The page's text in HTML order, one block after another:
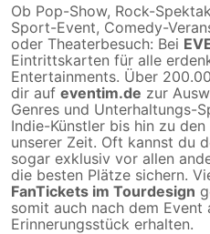
Ob Pop-Show, Rock-
Sport-Event, Comedy-
oder Theaterbesuch: Bei
Eintrittskarten für alle
Entertainments. Über
dir auf eventim.de zur
Genres und Unterhaltungs-
Indie-Künstler bis hin zu
unserer Zeit. Oft kannst du
sogar exklusiv vor allen
die besten Plätze sichern.
FanTickets im Tourdesign
somit auch nach dem Event
Erinnerungsstück erhalten.